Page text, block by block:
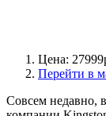
Цена:
Перейти в
Совсем недавно,